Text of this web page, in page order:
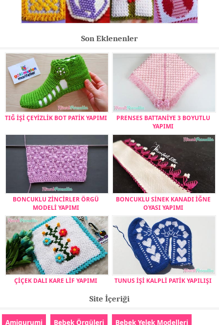
Son Eklenenler
TIĞ İŞİ ÇEYİZLİK BOT PATİK YAPIMI
PRENSES BATTANİYE 3 BOYUTLU
YAPIMI
BONCUKLU ZİNCİRLER ÖRGÜ
MODELİ YAPIMI
BONCUKLU SİNEK KANADI İĞNE
OYASI YAPIMI
ÇİÇEK DALI KARE LİF YAPIMI TUNUS İŞİ KALPLİ PATİK YAPILIŞI
Site İçeriği
Amigurumi Bebek Örgüleri Bebek Yelek Modelleri